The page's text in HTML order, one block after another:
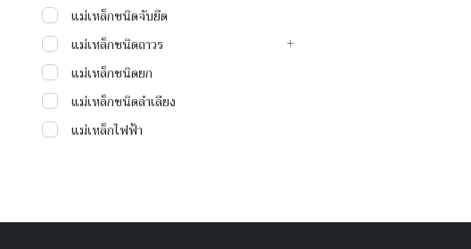
แม่เหล็กชนิดจับยึด
แม่เหล็กชนิดถาวร
แม่เหล็กชนิดยก
แม่เหล็กชนิดลำเลียง
แม่เหล็กไฟฟ้า